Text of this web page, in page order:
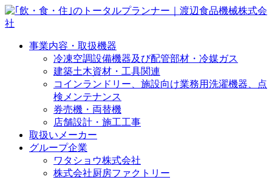
事業内容・取扱機器
冷凍空調設備機器及び配管部材・冷媒ガス
建築土木資材・工具関連
コインランドリー、施設向け業務用洗濯機器、点
検メンテナンス
券売機・両替機
店舗設計・施工工事
取扱いメーカー
グループ企業
ワタショウ株式会社
株式会社厨房ファクトリー